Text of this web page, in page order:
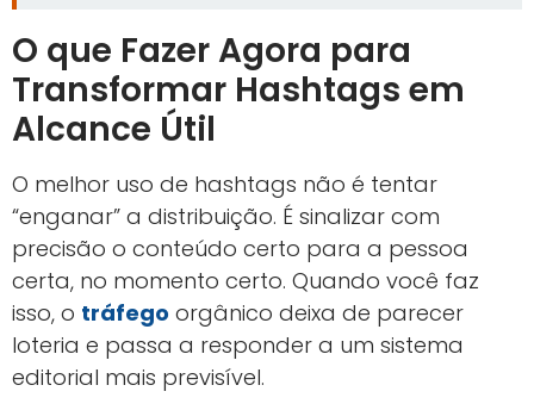
O que Fazer Agora para
Transformar Hashtags em
Alcance Útil
O melhor uso de hashtags não é tentar
“enganar” a distribuição. É sinalizar com
precisão o conteúdo certo para a pessoa
certa, no momento certo. Quando você faz
isso, o tráfego orgânico deixa de parecer
loteria e passa a responder a um sistema
editorial mais previsível.